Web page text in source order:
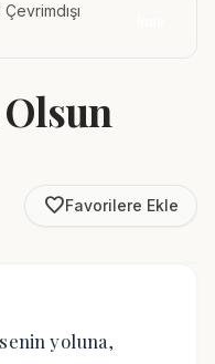
Çevrimdışı
favorite_borderFavorilere Ekle
yoluna,